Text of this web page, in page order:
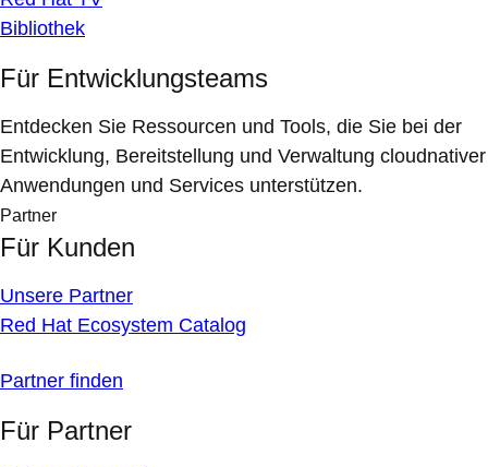
Bibliothek
Für Entwicklungsteams
Entdecken Sie Ressourcen und Tools, die Sie bei der
Entwicklung, Bereitstellung und Verwaltung cloudnativer
Anwendungen und Services unterstützen.
Partner
Für Kunden
Unsere Partner
Red Hat Ecosystem Catalog
Partner finden
Für Partner